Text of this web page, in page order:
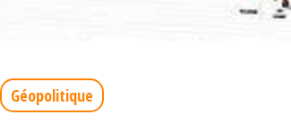
Géopolitique